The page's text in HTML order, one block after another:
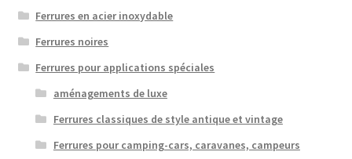
Ferrures en acier inoxydable
Ferrures noires
Ferrures pour applications spéciales
aménagements de luxe
Ferrures classiques de style antique et vintage
Ferrures pour camping-cars, caravanes, campeurs